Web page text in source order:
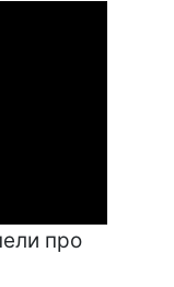
про